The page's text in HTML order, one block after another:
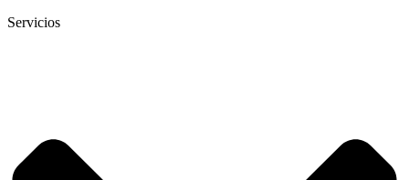
Servicios